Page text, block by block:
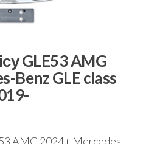
GLE53 AMG
Benz GLE class
AMG 2024+ Mercedes-